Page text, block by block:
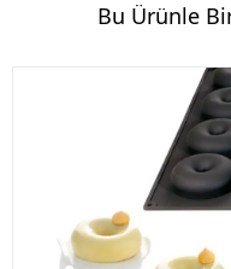
Bu Ürünle